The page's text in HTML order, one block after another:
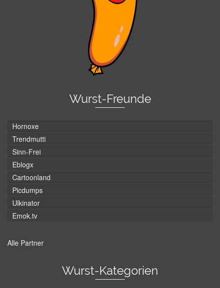
Wurst-Freunde
Hornoxe
Trendmutti
Sinn-Frei
Eblogx
Cartoonland
Picdumps
Ulkinator
Emok.tv
Alle Partner
Wurst-Kategorien